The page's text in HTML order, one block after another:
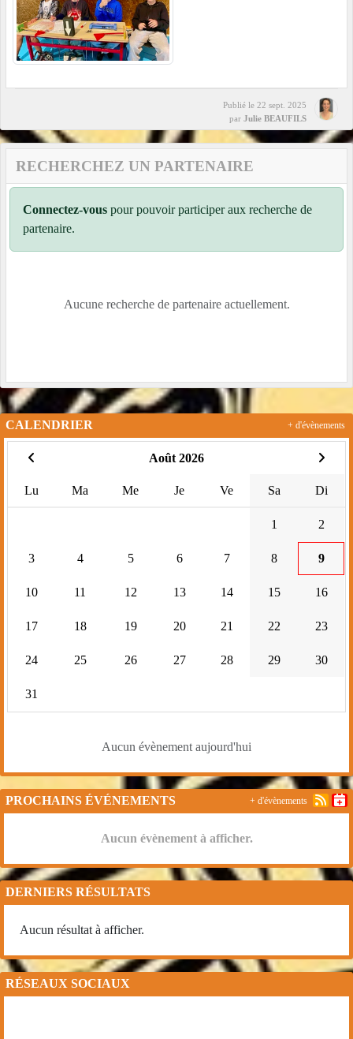
Publié le 22 sept. 2025
par Julie BEAUFILS
RECHERCHEZ UN PARTENAIRE
Connectez-vous pour pouvoir participer aux recherche de
partenaire.
Aucune recherche de partenaire actuellement.
CALENDRIER
Août 2026
Lu Ma Me Je Ve Sa Di
1 2
3 4 5 6 7 8 9
10 11 12 13 14 15 16
17 18 19 20 21 22 23
24 25 26 27 28 29 30
31
Aucun évènement aujourd'hui
+ d'évènements
PROCHAINS ÉVÉNEMENTS
Aucun évènement à afficher.
+ d'évènements
DERNIERS RÉSULTATS
Aucun résultat à afficher.
RÉSEAUX SOCIAUX